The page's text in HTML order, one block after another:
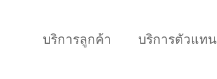
บริการลูกค้า บริการตัวแทน